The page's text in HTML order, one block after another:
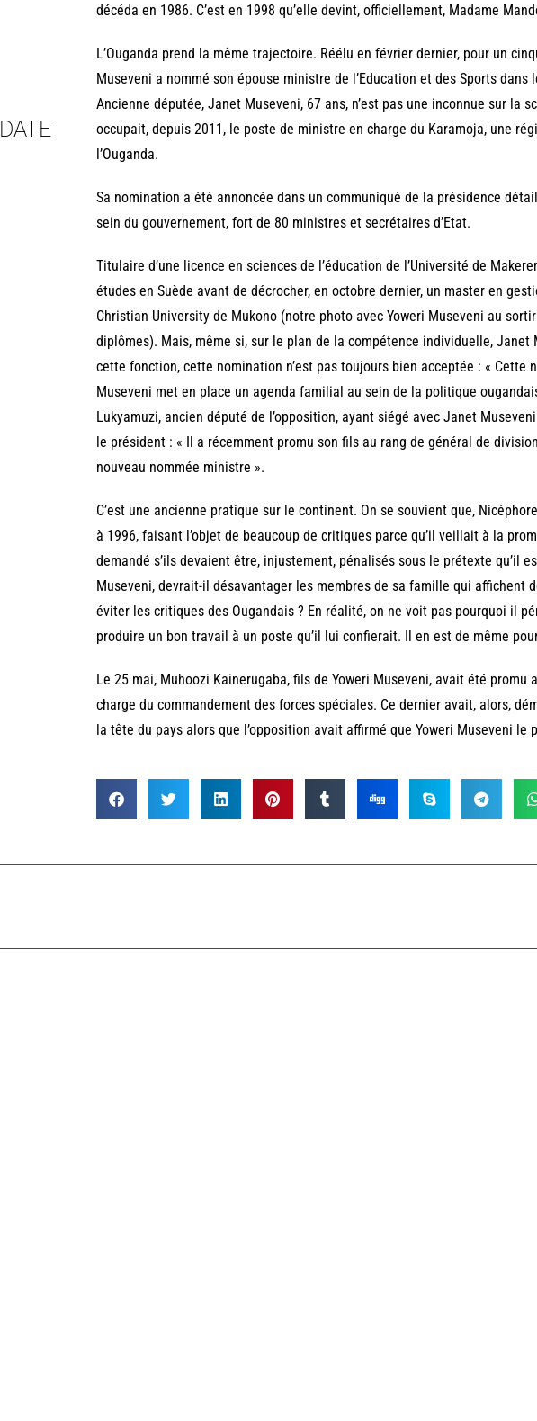
DATE
décéda en 1986. C’est en 1998 qu’elle devint, officiellement, Madame
L’Ouganda prend la même trajectoire. Réélu en février dernier, pour un
Museveni a nommé son épouse ministre de l’Education et des Sports dans
Ancienne députée, Janet Museveni, 67 ans, n’est pas une inconnue sur la
occupait, depuis 2011, le poste de ministre en charge du Karamoja, une
l’Ouganda.
Sa nomination a été annoncée dans un communiqué de la présidence
sein du gouvernement, fort de 80 ministres et secrétaires d’Etat.
Titulaire d’une licence en sciences de l’éducation de l’Université de
études en Suède avant de décrocher, en octobre dernier, un master en
Christian University de Mukono (notre photo avec Yoweri Museveni au
diplômes). Mais, même si, sur le plan de la compétence individuelle, Janet
cette fonction, cette nomination n’est pas toujours bien acceptée : «
Museveni met en place un agenda familial au sein de la politique
Lukyamuzi, ancien député de l’opposition, ayant siégé avec Janet
le président : « Il a récemment promu son fils au rang de général de
nouveau nommée ministre ».
C’est une ancienne pratique sur le continent. On se souvient que,
à 1996, faisant l’objet de beaucoup de critiques parce qu’il veillait à la
demandé s’ils devaient être, injustement, pénalisés sous le prétexte qu’il
Museveni, devrait-il désavantager les membres de sa famille qui affichent
éviter les critiques des Ougandais ? En réalité, on ne voit pas pourquoi il
produire un bon travail à un poste qu’il lui confierait. Il en est de même
Le 25 mai, Muhoozi Kainerugaba, fils de Yoweri Museveni, avait été promu
charge du commandement des forces spéciales. Ce dernier avait, alors,
la tête du pays alors que l’opposition avait affirmé que Yoweri Museveni le